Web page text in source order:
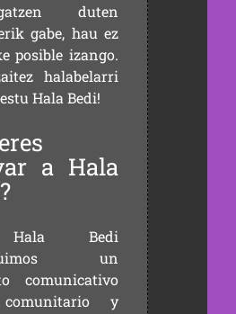
duten
gabe, hau ez
posible izango.
halabelarri
Hala Bedi!
a Hala
Bedi
un
comunicativo
y